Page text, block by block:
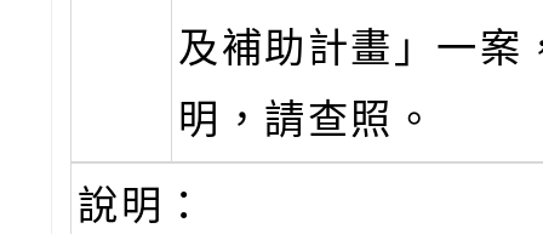
及補助計畫」一案
明，請查照。
說明：